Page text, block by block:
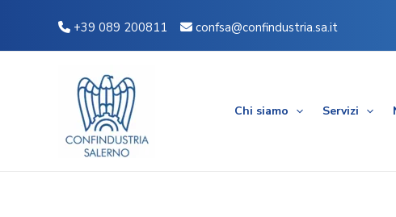
contenuto
+39 089 200811 confsa@confindustria.sa.it
Chi siamo Servizi
articoli